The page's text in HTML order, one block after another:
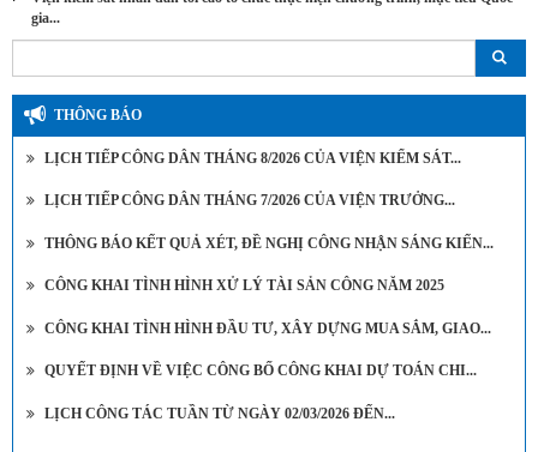
gia...
THÔNG BÁO
LỊCH TIẾP CÔNG DÂN THÁNG 8/2026 CỦA VIỆN KIỂM SÁT...
LỊCH TIẾP CÔNG DÂN THÁNG 7/2026 CỦA VIỆN TRƯỞNG...
THÔNG BÁO KẾT QUẢ XÉT, ĐỀ NGHỊ CÔNG NHẬN SÁNG KIẾN...
CÔNG KHAI TÌNH HÌNH XỬ LÝ TÀI SẢN CÔNG NĂM 2025
CÔNG KHAI TÌNH HÌNH ĐẦU TƯ, XÂY DỰNG MUA SẮM, GIAO...
QUYẾT ĐỊNH VỀ VIỆC CÔNG BỐ CÔNG KHAI DỰ TOÁN CHI...
LỊCH CÔNG TÁC TUẦN TỪ NGÀY 02/03/2026 ĐẾN...